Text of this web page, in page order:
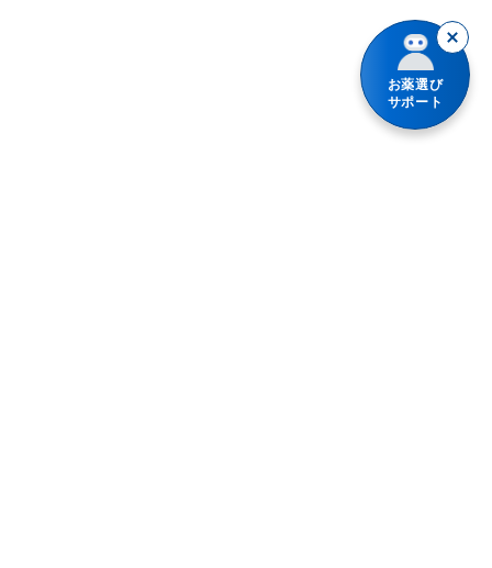
お薬選び
サポート